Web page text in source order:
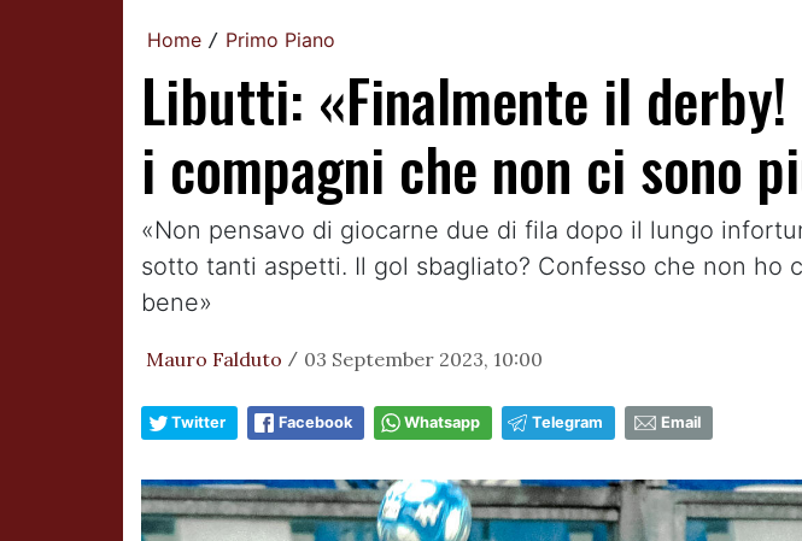
Home / Primo Piano
Libutti: «Finalmente il
i compagni che non ci sono
«Non pensavo di giocarne due di fila dopo il lungo
sotto tanti aspetti. Il gol sbagliato? Confesso che non ho
bene»
Mauro Falduto / 03 September 2023, 10:00
Twitter Facebook Whatsapp Telegram Email